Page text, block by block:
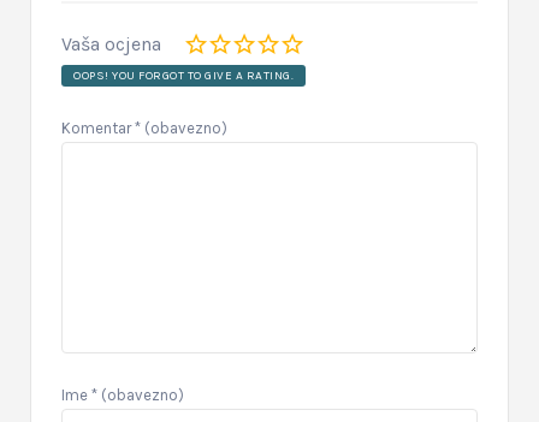
Vaša ocjena
OOPS! YOU FORGOT TO GIVE A RATING.
Komentar* (obavezno)
Ime * (obavezno)